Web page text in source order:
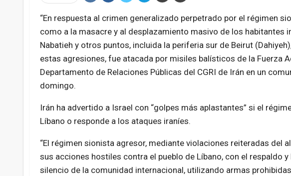
“En respuesta al crimen generalizado perpetrado por el régimen
como a la masacre y al desplazamiento masivo de los habitantes
Nabatieh y otros puntos, incluida la periferia sur de Beirut
estas agresiones, fue atacada por misiles balísticos de la Fuerza
Departamento de Relaciones Públicas del CGRI de Irán en un
domingo.
Irán ha advertido a Israel con “golpes más aplastantes” si el
Líbano o responde a los ataques iraníes.
“El régimen sionista agresor, mediante violaciones reiteradas del
sus acciones hostiles contra el pueblo de Líbano, con el respaldo
silencio de la comunidad internacional, utilizando armas